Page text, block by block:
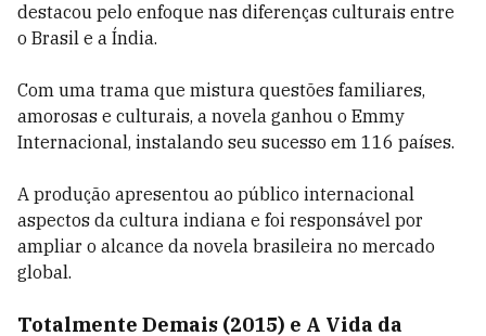
destacou pelo enfoque nas diferenças culturais entre
o Brasil e a Índia.
Com uma trama que mistura questões familiares,
amorosas e culturais, a novela ganhou o Emmy
Internacional, instalando seu sucesso em 116 países.
A produção apresentou ao público internacional
aspectos da cultura indiana e foi responsável por
ampliar o alcance da novela brasileira no mercado
global.
Totalmente Demais (2015) e A Vida da